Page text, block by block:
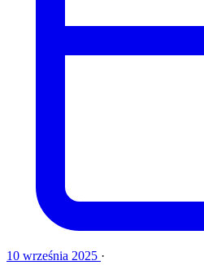
10 września 2025 ·